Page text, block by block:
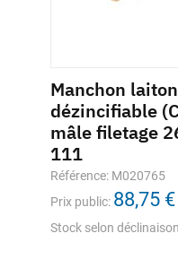
Manchon
dézincifiable
mâle filetage
111
Référence: M020765
Prix public: 88,75 €
Stock selon déclinaison